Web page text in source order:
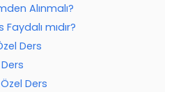
Alınmalı?
mıdır?
Ders
Ders